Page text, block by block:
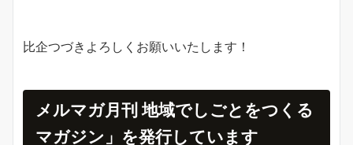
比企つづきよろしくお願いいたします！
メルマガ月刊 地域でしごとをつくる
マガジン」を発行しています